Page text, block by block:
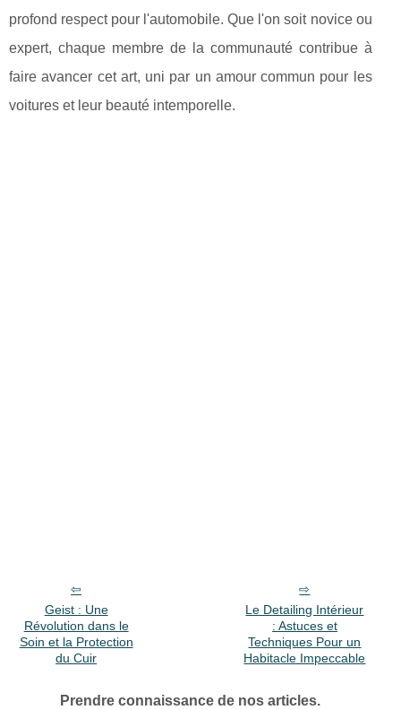
profond respect pour l'automobile. Que l'on soit novice ou
expert, chaque membre de la communauté contribue à
faire avancer cet art, uni par un amour commun pour les
voitures et leur beauté intemporelle.
Geist : Une
Révolution dans le
Soin et la Protection
du Cuir
Le Detailing Intérieur
: Astuces et
Techniques Pour un
Habitacle Impeccable
Prendre connaissance de nos articles.